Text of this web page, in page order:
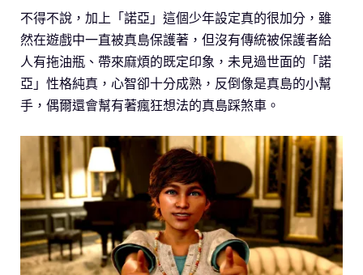
不得不說，加上「諾亞」這個少年設定真的很加分，雖
然在遊戲中一直被真島保護著，但沒有傳統被保護者給
人有拖油瓶、帶來麻煩的既定印象，未見過世面的「諾
亞」性格純真，心智卻十分成熟，反倒像是真島的小幫
手，偶爾還會幫有著瘋狂想法的真島踩煞車。